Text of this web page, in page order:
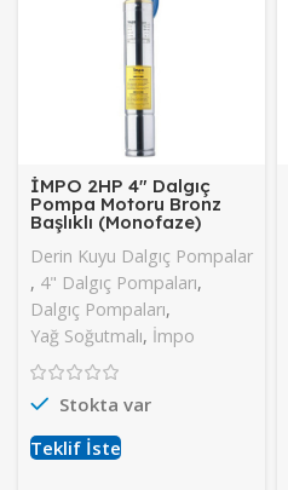
İMPO 2HP 4″ Dalgıç
Pompa Motoru Bronz
Başlıklı (Monofaze)
Derin Kuyu Dalgıç Pompalar
, 4" Dalgıç Pompaları,
Dalgıç Pompaları,
Yağ Soğutmalı, İmpo
Stokta var
Teklif İste